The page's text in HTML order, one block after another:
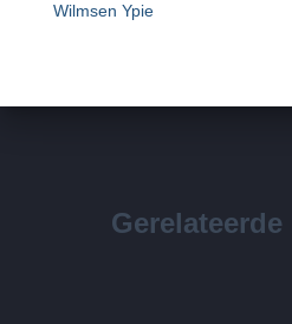
Wilmsen Ypie